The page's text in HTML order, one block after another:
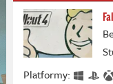
Platformy: